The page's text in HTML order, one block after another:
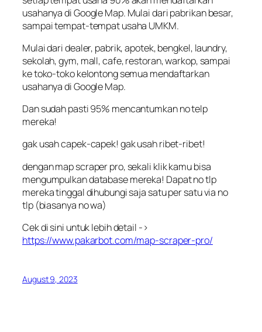
usahanya di Google Map. Mulai dari pabrikan besar,
sampai tempat-tempat usaha UMKM.
Mulai dari dealer, pabrik, apotek, bengkel, laundry,
sekolah, gym, mall, cafe, restoran, warkop, sampai
ke toko-toko kelontong semua mendaftarkan
usahanya di Google Map.
Dan sudah pasti 95% mencantumkan no telp
mereka!
gak usah capek-capek! gak usah ribet-ribet!
dengan map scraper pro, sekali klik kamu bisa
mengumpulkan database mereka! Dapat no tlp
mereka tinggal dihubungi saja satu per satu via no
tlp (biasanya no wa)
Cek di sini untuk lebih detail ->
https://www.pakarbot.com/map-scraper-pro/
August 9, 2023